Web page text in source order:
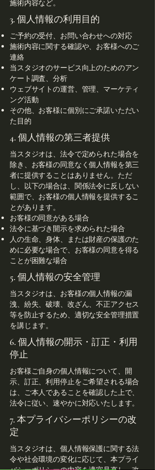
施術内容など。
3. 個人情報の利用目的
ご予約の受付、お問い合わせへの対応
施術内容に関する確認や、お客様へのご
連絡
当スタジオのサービス向上のためのアン
ケート調査、分析
ウェブサイトの運営、管理、マーケティ
ング活動
その他、お客様に個別にご承諾いただい
た目的
4. 個人情報の第三者提供
当スタジオは、法令で定められた場合を
除き、お客様の同意なく個人情報を第三
者に提供することはありません。ただ
し、以下の場合は、関係法令に反しない
範囲で、お客様の個人情報を提供するこ
とがあります。
お客様の同意がある場合
法令に基づき開示を求められた場合
人の生命、身体、または財産の保護のた
めに必要な場合で、お客様の同意を得る
ことが困難な場合
5. 個人情報の安全管理
当スタジオは、お客様の個人情報の漏
洩、紛失、破壊、改ざん、不正アクセス
等を防止するため、適切な安全管理措置
を講じます。
6. 個人情報の開示・訂正・利用
停止
お客様ご自身の個人情報について、開
示、訂正、利用停止をご希望される場合
は、ご本人であることを確認した上で、
法令に従い、速やかに対応いたします。
7. 本プライバシーポリシーの改
定
当スタジオは、個人情報保護に関する法
令や社会環境の変化に応じて、本プライ